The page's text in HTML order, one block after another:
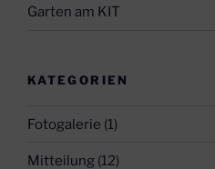
Garten am KIT
KATEGORIEN
Fotogalerie (1)
Mitteilung (12)